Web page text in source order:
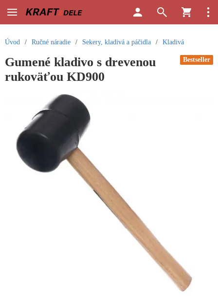
Úvod / Ručné náradie / Sekery, kladivá a páčidla / Kladivá
Bestseller
Gumené kladivo s drevenou
rukoväťou KD900